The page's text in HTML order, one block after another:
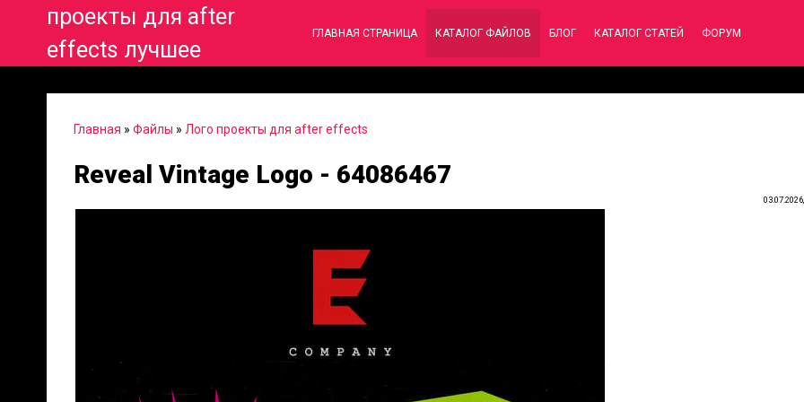
проекты для after
effects лучшее
ГЛАВНАЯ СТРАНИЦА КАТАЛОГ ФАЙЛОВ БЛОГ КАТАЛОГ СТАТЕЙ ФОРУМ
Главная » Файлы » Лого проекты для after effects
Reveal Vintage Logo - 64086467